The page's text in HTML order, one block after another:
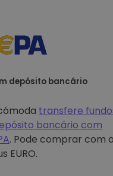
depósito bancário
transfere
bancário com
. Pode comprar com
EURO.